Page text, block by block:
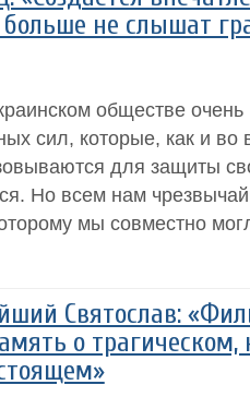
не слышат
обществе
сил, которые, как и
для защиты
Но всем нам
мы совместно
Святослав:
о